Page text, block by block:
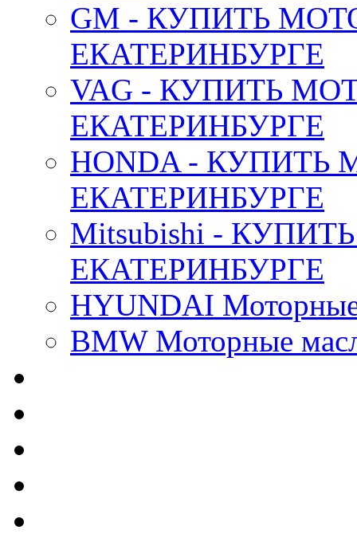
GM - КУПИТЬ
ЕКАТЕРИНБУРГЕ
VAG - КУПИТЬ
ЕКАТЕРИНБУРГЕ
HONDA -
ЕКАТЕРИНБУРГЕ
Mitsubishi -
ЕКАТЕРИНБУРГЕ
HYUNDAI
BMW Моторные